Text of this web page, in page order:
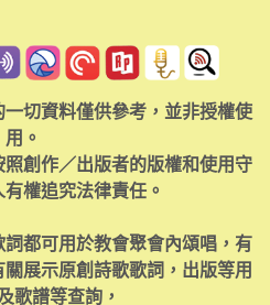
切資料僅供參考，並非授權使
用。
創作／出版者的版權和使用守
權追究法律責任。
都可用於教會聚會內頌唱，有
展示原創詩歌歌詞，出版等用
歌譜等查詢，